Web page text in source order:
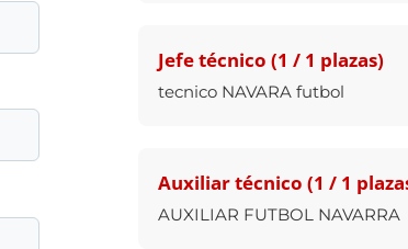
Jefe técnico (1 / 1 plazas)
tecnico NAVARA futbol
Auxiliar técnico (1 / 1
AUXILIAR FUTBOL NAVARRA